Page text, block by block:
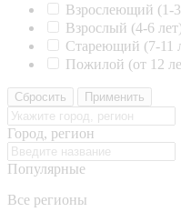
Взрослеющий (1-3
Взрослый (4-6
Стареющий (7-11
Пожилой (от 12
Сбросить Применить
Город, регион
Популярные
Все регионы